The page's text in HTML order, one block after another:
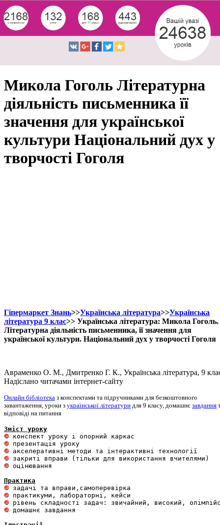
Микола Гоголь Літературна
діяльність письменника її
значення для української
культури Національний дух у
творчості Гоголя
Гіпермаркет Знань>>Українська література>>Українська
література 9 клас>> Українська література: Микола Гоголь.
Літературна діяльність письменника, її значення для
української культури. Національний дух у творчості Гоголя
Авраменко О. М., Дмитренко Г. К., Українська література, 9
Надіслано читачами інтернет-сайту
Онлайн бібліотека з конспектами та підручниками для безкоштовного
завантаження, уроки з української літератури для 9 класу, домашнє завдання
відповіді на питання
Зміст уроку
оцінювання
Практика
домашнє завдання